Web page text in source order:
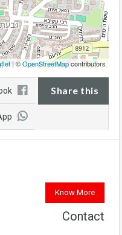
| ©OpenStreetMapcontributors
Share this
Know More
Contact